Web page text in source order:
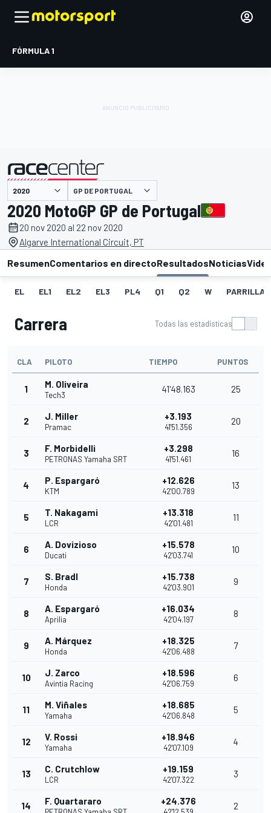
FÓRMULA 1
presentado por GP DE PORTUGAL
2020 MotoGP GP de Portugal
20 nov 2020 al 22 nov 2020
Algarve International Circuit, PT
ResumenComentarios en directoResultadosNoticias
EL EL1 EL2 EL3 PL4 Q1 Q2 W PARRILLA
Carrera Todas las estadísticas
CLA PILOTO TIEMPO PUNTOS
1 M. Oliveira
Tech3
41'48.163 25
2 J. Miller
Pramac
+3.193
41'51.356
20
3 F. Morbidelli
PETRONAS Yamaha SRT
+3.298
41'51.461
16
4 P. Espargaró
KTM
+12.626
42'00.789
13
5 T. Nakagami
LCR
+13.318
42'01.481
11
6 A. Dovizioso
Ducati
+15.578
42'03.741
10
7 S. Bradl
Honda
+15.738
42'03.901
9
8 A. Espargaró
Aprilia
+16.034
42'04.197
8
9 A. Márquez
Honda
+18.325
42'06.488
7
10 J. Zarco
Avintia Racing
+18.596
42'06.759
6
11 M. Viñales
Yamaha
+18.685
42'06.848
5
12 V. Rossi
Yamaha
+18.946
42'07.109
4
13 C. Crutchlow
LCR
+19.159
42'07.322
3
14 F. Quartararo +24.376 2